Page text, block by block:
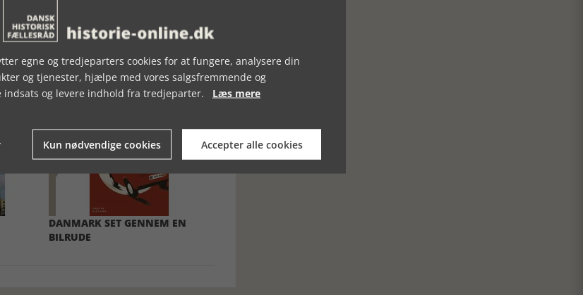
DANMARK SET GENNEM EN
BILRUDE
egne og tredjeparters cookies for at fungere, analysere din
og tjenester, hjælpe med vores salgsfremmende og
indsats og levere indhold fra tredjeparter. Læs mere
Kun nødvendige cookies Accepter alle cookies